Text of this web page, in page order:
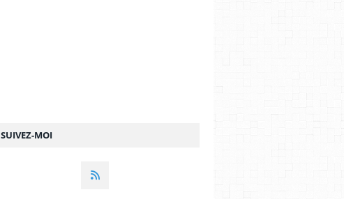
SUIVEZ-MOI